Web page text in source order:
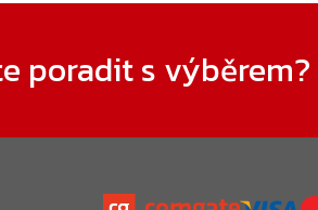
poradit s výběrem?